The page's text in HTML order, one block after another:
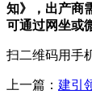
知》，出产商
可通过网坐或
扫二维码用手
上一篇： 建引